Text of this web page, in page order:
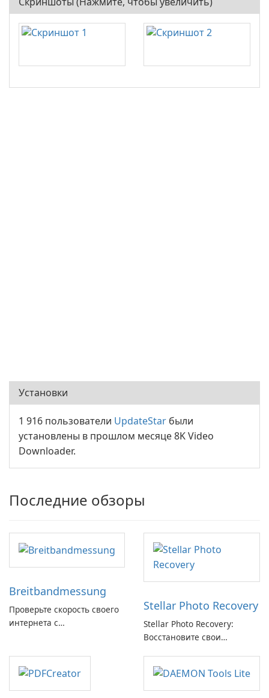
Установки
1 916 пользователи UpdateStar были
установлены в прошлом месяце 8K Video
Downloader.
Последние обзоры
Breitbandmessung
Проверьте скорость своего
интернета с
Stellar Photo Recovery
Stellar Photo Recovery:
Восстановите свои
с легкостью